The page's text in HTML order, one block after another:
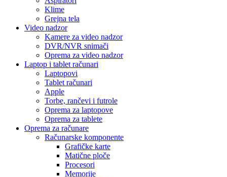
Klime
Grejna tela
Video nadzor
Kamere za video nadzor
DVR/NVR snimači
Oprema za video nadzor
Laptop i tablet računari
Laptopovi
Tablet računari
Apple
Torbe, rančevi i futrole
Oprema za laptopove
Oprema za tablete
Oprema za računare
Računarske komponente
Grafičke karte
Matične ploče
Procesori
Memorije